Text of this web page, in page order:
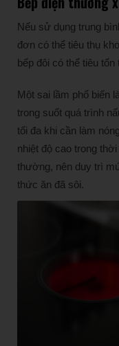
Nếu sử dụng trung
đơn có thể tiêu thụ
bếp đôi có thể tiêu
Một sai lầm phổ biến
trong suốt quá trình
tối đa khi cần làm
nhiệt độ cao trong
thường, nên duy trì
thức ăn đã sôi.